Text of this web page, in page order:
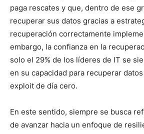
paga rescates y que, dentro de ese
recuperar sus datos gracias a
recuperación correctamente
embargo, la confianza en la
solo el 29% de los líderes de IT se
en su capacidad para recuperar
exploit de día cero.
En este sentido, siempre se busca
de avanzar hacia un enfoque de